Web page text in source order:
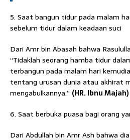
5. Saat bangun tidur pada malam
sebelum tidur dalam keadaan suci
Dari Amr bin Abasah bahwa
“Tidaklah seorang hamba tidur
terbangun pada malam hari
tentang urusan dunia atau akhirat
mengabulkannya.” (HR. Ibnu Majah)
6. Saat berbuka puasa bagi orang
Dari Abdullah bin Amr Ash bahwa